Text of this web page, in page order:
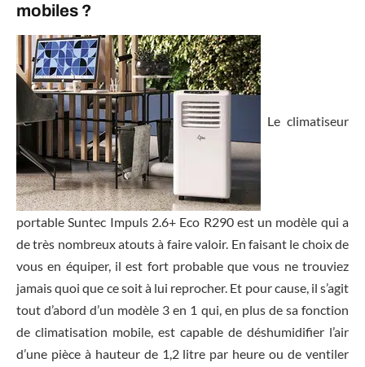
mobiles ?
Le climatiseur
portable Suntec Impuls 2.6+ Eco R290 est un modèle qui a
de très nombreux atouts à faire valoir. En faisant le choix de
vous en équiper, il est fort probable que vous ne trouviez
jamais quoi que ce soit à lui reprocher. Et pour cause, il s’agit
tout d’abord d’un modèle 3 en 1 qui, en plus de sa fonction
de climatisation mobile, est capable de déshumidifier l’air
d’une pièce à hauteur de 1,2 litre par heure ou de ventiler